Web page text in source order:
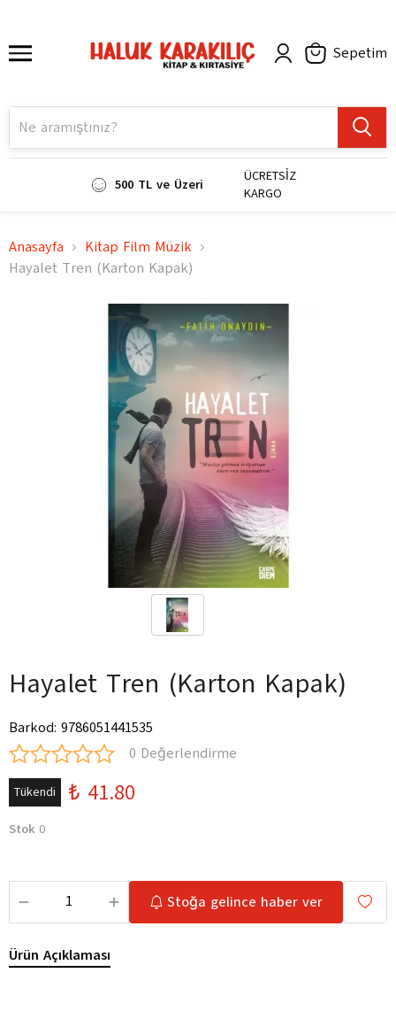
Sepetim
500 TL ve Üzeri
ÜCRETSİZ
KARGO
Anasayfa
Kitap Film Müzik
Hayalet Tren (Karton Kapak)
Hayalet Tren (Karton Kapak)
Barkod: 9786051441535
0 Değerlendirme
Tükendi ₺ 41.80
Stok 0
Stoğa gelince haber ver
Ürün Açıklaması